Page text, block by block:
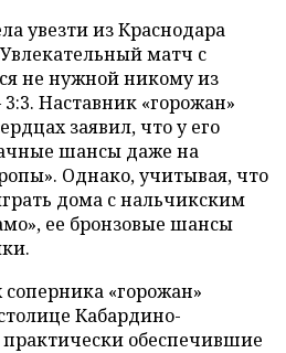
увезти из Краснодара
матч с
не нужной никому из
Наставник «горожан»
заявил, что у его
шансы даже на
Однако, учитывая, что
дома с нальчикским
ее бронзовые шансы
«горожан»
Кабардино-
обеспечившие